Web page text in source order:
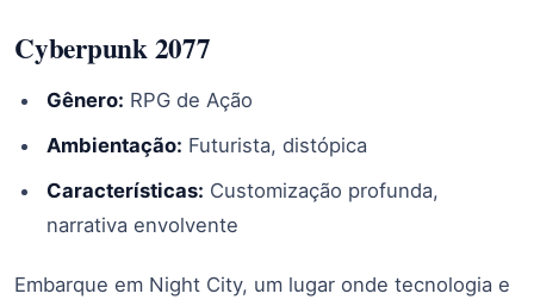
Cyberpunk 2077
Gênero: RPG de Ação
Ambientação: Futurista, distópica
Características: Customização profunda,
narrativa envolvente
Embarque em Night City, um lugar onde tecnologia e